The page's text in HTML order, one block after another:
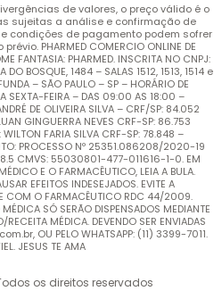
de valores, o preço válido é o
sujeitas a análise e confirmação de
condições de pagamento podem sofrer
PHARMED COMERCIO ONLINE DE
FANTASIA: PHARMED. INSCRITA NO CNPJ:
BOSQUE, 1484 – SALAS 1512, 1513, 1514 e
– SÃO PAULO – SP – HORÁRIO DE
SEXTA-FEIRA – DAS 09:00 AS 18:00 –
DE OLIVEIRA SILVA – CRF/SP: 84.052
GINGUERRA NEVES CRF-SP: 86.753
WILTON FARIA SILVA CRF-SP: 78.848 –
PROCESSO Nº 25351.086208/2020-19
CMVS: 55030801-477-011616-1-0. EM
E O FARMACÊUTICO, LEIA A BULA.
EFEITOS INDESEJADOS. EVITE A
COM O FARMACÊUTICO RDC 44/2009.
SÓ SERÃO DISPENSADOS MEDIANTE
MÉDICA. DEVENDO SER ENVIADAS
OU PELO WHATSAPP: (11) 3399-7011.
JESUS TE AMA
os direitos reservados